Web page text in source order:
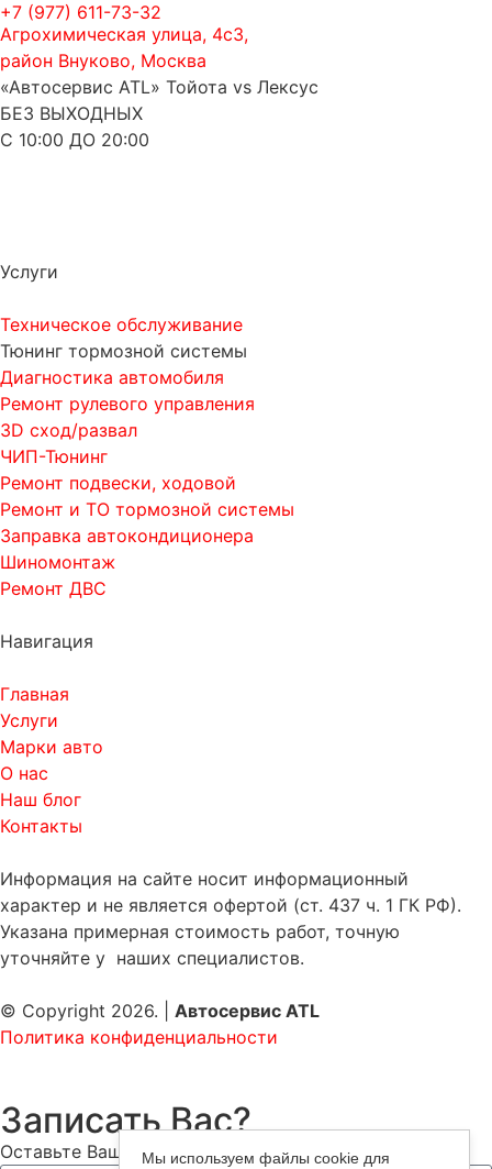
+7 (977) 611-73-32
Агрохимическая улица, 4с3,
район Внуково, Москва
«Автосервис ATL» Тойота vs Лексус
БЕЗ ВЫХОДНЫХ
С 10:00 ДО 20:00
Услуги
Техническое обслуживание
Тюнинг тормозной системы
Диагностика автомобиля
Ремонт рулевого управления
3D сход/развал
ЧИП-Тюнинг
Ремонт подвески, ходовой
Ремонт и ТО тормозной системы
Заправка автокондиционера
Шиномонтаж
Ремонт ДВС
Навигация
Главная
Услуги
Марки авто
О нас
Наш блог
Контакты
Информация на сайте носит информационный
характер и не является офертой (ст. 437 ч. 1 ГК РФ).
Указана примерная стоимость работ, точную
уточняйте у наших специалистов.
© Copyright 2026. | Автосервис ATL
Политика конфиденциальности
Мы используем файлы cookie для
Записать Вас?
Оставьте Ваш номер — мы Вам перезвоним!